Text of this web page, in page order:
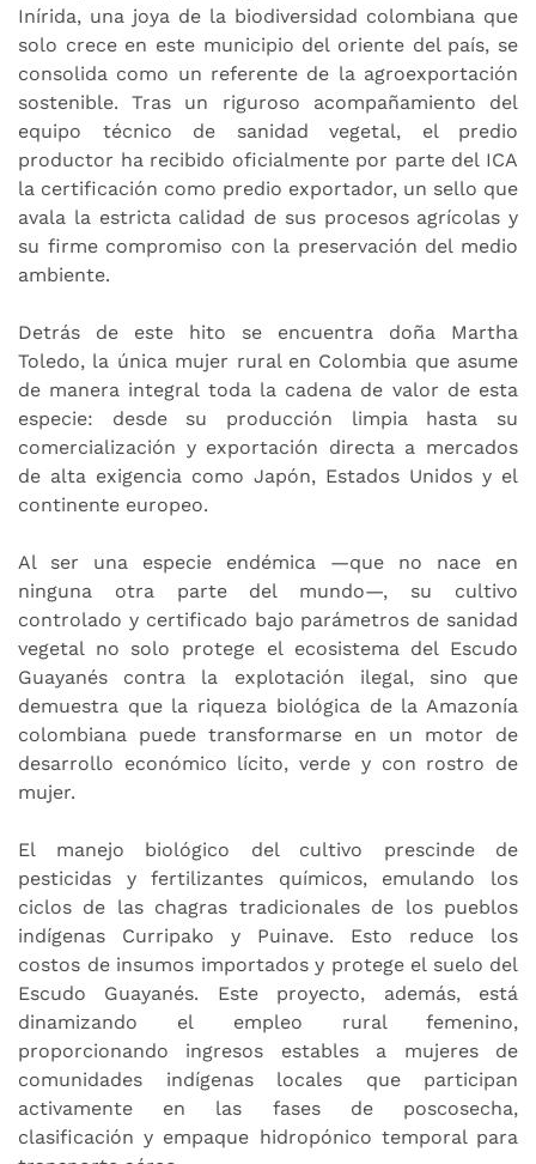
Inírida, una joya de la biodiversidad colombiana que
solo crece en este municipio del oriente del país, se
consolida como un referente de la agroexportación
sostenible. Tras un riguroso acompañamiento del
equipo técnico de sanidad vegetal, el predio
productor ha recibido oficialmente por parte del ICA
la certificación como predio exportador, un sello que
avala la estricta calidad de sus procesos agrícolas y
su firme compromiso con la preservación del medio
ambiente.
Detrás de este hito se encuentra doña Martha
Toledo, la única mujer rural en Colombia que asume
de manera integral toda la cadena de valor de esta
especie: desde su producción limpia hasta su
comercialización y exportación directa a mercados
de alta exigencia como Japón, Estados Unidos y el
continente europeo.
Al ser una especie endémica —que no nace en
ninguna otra parte del mundo—, su cultivo
controlado y certificado bajo parámetros de sanidad
vegetal no solo protege el ecosistema del Escudo
Guayanés contra la explotación ilegal, sino que
demuestra que la riqueza biológica de la Amazonía
colombiana puede transformarse en un motor de
desarrollo económico lícito, verde y con rostro de
mujer.
El manejo biológico del cultivo prescinde de
pesticidas y fertilizantes químicos, emulando los
ciclos de las chagras tradicionales de los pueblos
indígenas Curripako y Puinave. Esto reduce los
costos de insumos importados y protege el suelo del
Escudo Guayanés. Este proyecto, además, está
dinamizando el empleo rural femenino,
proporcionando ingresos estables a mujeres de
comunidades indígenas locales que participan
activamente en las fases de poscosecha,
clasificación y empaque hidropónico temporal para